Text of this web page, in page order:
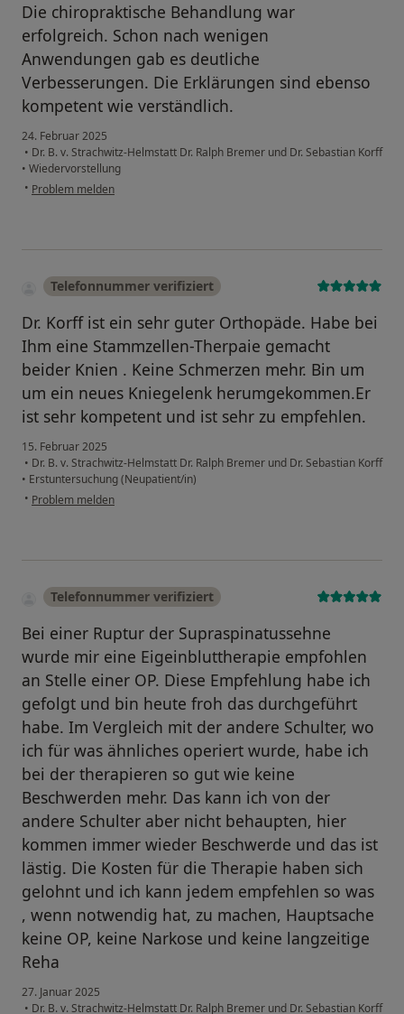
Die chiropraktische Behandlung war
erfolgreich. Schon nach wenigen
Anwendungen gab es deutliche
Verbesserungen. Die Erklärungen sind ebenso
kompetent wie verständlich.
24. Februar 2025
• Dr. B. v. Strachwitz-Helmstatt Dr. Ralph Bremer und Dr. Sebastian Korff
• Wiedervorstellung
• Problem melden
Telefonnummer verifiziert
Dr. Korff ist ein sehr guter Orthopäde. Habe bei
Ihm eine Stammzellen-Therpaie gemacht
beider Knien . Keine Schmerzen mehr. Bin um
um ein neues Kniegelenk herumgekommen.Er
ist sehr kompetent und ist sehr zu empfehlen.
15. Februar 2025
• Dr. B. v. Strachwitz-Helmstatt Dr. Ralph Bremer und Dr. Sebastian Korff
• Erstuntersuchung (Neupatient/in)
• Problem melden
Telefonnummer verifiziert
Bei einer Ruptur der Supraspinatussehne
wurde mir eine Eigeinbluttherapie empfohlen
an Stelle einer OP. Diese Empfehlung habe ich
gefolgt und bin heute froh das durchgeführt
habe. Im Vergleich mit der andere Schulter, wo
ich für was ähnliches operiert wurde, habe ich
bei der therapieren so gut wie keine
Beschwerden mehr. Das kann ich von der
andere Schulter aber nicht behaupten, hier
kommen immer wieder Beschwerde und das ist
lästig. Die Kosten für die Therapie haben sich
gelohnt und ich kann jedem empfehlen so was
, wenn notwendig hat, zu machen, Hauptsache
keine OP, keine Narkose und keine langzeitige
Reha
27. Januar 2025
• Dr. B. v. Strachwitz-Helmstatt Dr. Ralph Bremer und Dr. Sebastian Korff